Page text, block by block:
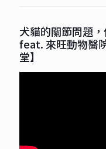
犬貓的關節問題
feat. 來旺動物醫
堂】